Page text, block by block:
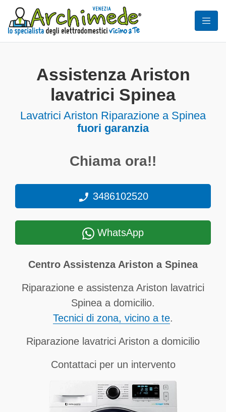
Assistenza Ariston
lavatrici Spinea
Lavatrici Ariston Riparazione a Spinea
fuori garanzia
Chiama ora!!
3486102520
WhatsApp
Centro Assistenza Ariston a Spinea
Riparazione e assistenza Ariston lavatrici
Spinea a domicilio.
Tecnici di zona, vicino a te.
Riparazione lavatrici Ariston a domicilio
Contattaci per un intervento